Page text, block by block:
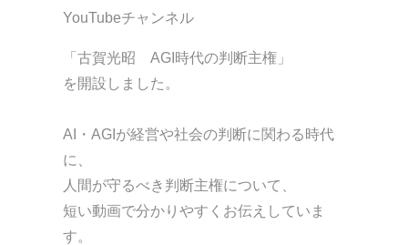
YouTubeチャンネル
「古賀光昭 AGI時代の判断主権」
を開設しました。
AI・AGIが経営や社会の判断に関わる時代
に、
人間が守るべき判断主権について、
短い動画で分かりやすくお伝えしていま
す。